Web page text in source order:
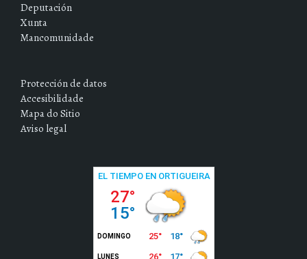
Deputación
Xunta
Mancomunidade
Protección de datos
Accesibilidade
Mapa do Sitio
Aviso legal